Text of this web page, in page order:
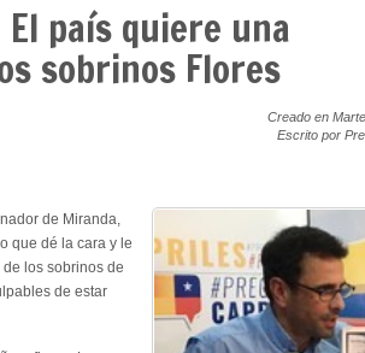
país quiere una
sobrinos Flores
Creado en
Escrito por
de Miranda,
que dé la cara y le
los sobrinos de
de estar